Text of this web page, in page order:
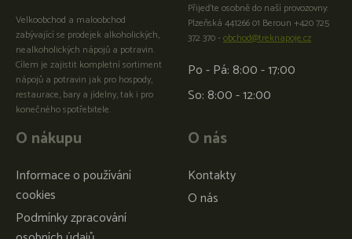
Velkoobchod a maloobchod
zabývající se prodejek alkoholických,
nealkoholických nápojů a potravin.
Cílem je zajistit kompletní sortiment
nápojů a potravin jak pro hospody,
restaurace, bary a jídelny, tak i pro
konečného spotřebitele.
O nákupu
Informace o používání
cookies
Podmínky zpracování
O nás
Kontakty
O nás
Přijeďte osobně do naší provozovny:
Plzeňská 441266 01 Beroun +420 725
372 370 -obchod@treknapoje.cz
Po - Pá: 8:00 - 17:00
So: 8:00 - 12:00